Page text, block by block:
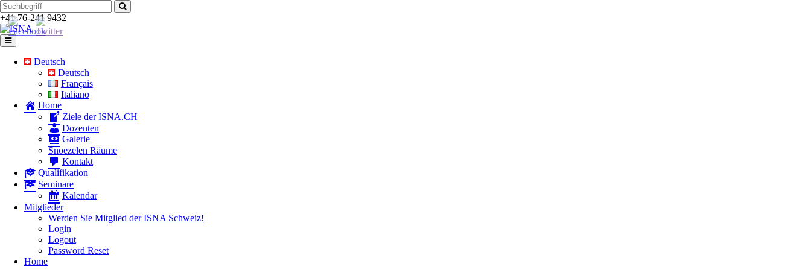
Zum
Inhalt
Suchen
nach:
+41 76-241 9432
Deutsch
Deutsch
Français
Italiano
Home
Ziele der ISNA.CH
Dozenten
Galerie
Snoezelen Räume
Kontakt
Qualifikation
Seminare
Kalendar
Mitglieder
Werden Sie Mitglied der ISNA Schweiz!
Login
Logout
Password Reset
Home